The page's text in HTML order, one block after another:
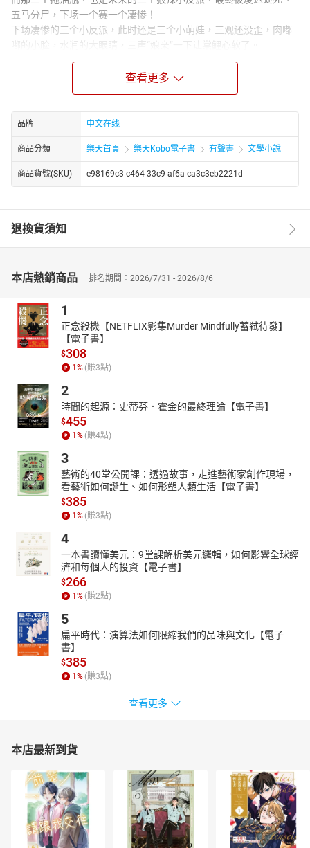
五马分尸，下场一个赛一个凄惨！
下场凄惨的三个小反派，此时还是三个小萌娃，三观还没歪，肉嘟
嘟的小脸，水润的大眼睛，三声“娘亲”一下让棠鲤心软了。
棠鲤想要改变反派们的命运。
于是，种种田，养养娃，做生意挣钱，棠鲤带着反派们把日子过得
后来，三个小反派长大了。
一个是位高权重当朝首辅，一个是富可敌国的大奸商，一个是威风
凛凛的女将军，三个都护她护得紧！
当朝首辅：敢欺负我娘？关进大牢！
女将军：大哥，剁掉简单点！
大奸商：三妹，给你递刀！
查看更多
品牌 中文在线
商品分類 樂天首頁 樂天Kobo電子書 有聲書 文學小說
商品貨號(SKU) e98169c3-c464-33c9-af6a-ca3c3eb2221d
退換貨須知
本店熱銷商品 排名期間：2026/7/31 - 2026/8/6
1
正念殺機【NETFLIX影集Murder Mindfully蓄弒待發】
【電子書】
$308
1 % (賺3點)
2
時間的起源：史蒂芬．霍金的最終理論【電子書】
$455
1 % (賺4點)
3
藝術的40堂公開課：透過故事，走進藝術家創作現場，
看藝術如何誕生、如何形塑人類生活【電子書】
$385
1 % (賺3點)
4
一本書讀懂美元：9堂課解析美元邏輯，如何影響全球經
濟和每個人的投資【電子書】
$266
1 % (賺2點)
5
扁平時代：演算法如何限縮我們的品味與文化【電子
書】
$385
1 % (賺3點)
查看更多
本店最新到貨